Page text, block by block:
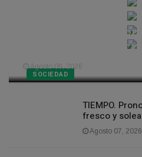
SOCIEDAD
LA POLICIA DE
SU DIA EN LA
TIEMPO.
fresco y
Agosto 07, 2026